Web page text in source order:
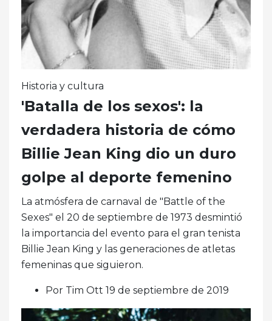
Historia y cultura
'Batalla de los sexos': la
verdadera historia de cómo
Billie Jean King dio un duro
golpe al deporte femenino
La atmósfera de carnaval de "Battle of the
Sexes" el 20 de septiembre de 1973 desmintió
la importancia del evento para el gran tenista
Billie Jean King y las generaciones de atletas
femeninas que siguieron.
Por Tim Ott 19 de septiembre de 2019